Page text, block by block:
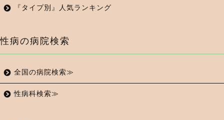
『タイプ別』人気ランキング
性病の病院検索
全国の病院検索≫
性病科検索≫